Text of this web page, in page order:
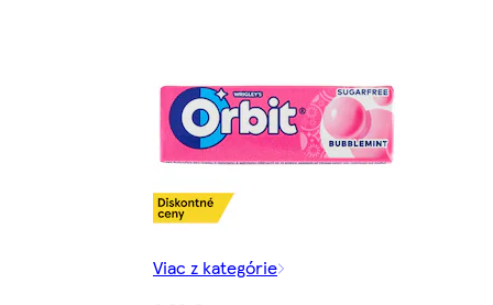
Viac z kategórie